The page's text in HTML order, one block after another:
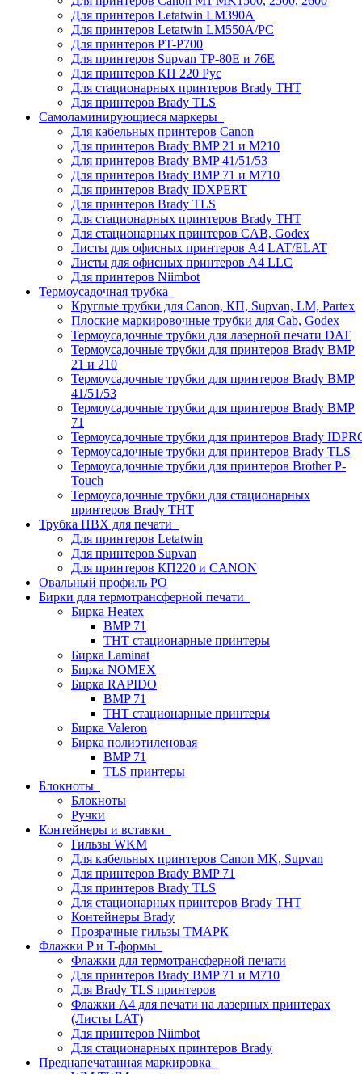
Для принтеров Letatwin LM390A
Для принтеров Letatwin LM550A/PC
Для принтеров PT-P700
Для принтеров Supvan TP-80E и 76E
Для принтеров КП 220 Рус
Для стационарных принтеров Brady THT
Для принтеров Brady TLS
Самоламинирующиеся маркеры
Для кабельных принтеров Canon
Для принтеров Brady BMP 21 и M210
Для принтеров Brady BMP 41/51/53
Для принтеров Brady BMP 71 и M710
Для принтеров Brady IDXPERT
Для принтеров Brady TLS
Для стационарных принтеров Brady THT
Для стационарных принтеров CAB, Godex
Листы для офисных принтеров А4 LAT/ELAT
Листы для офисных принтеров А4 LLC
Для принтеров Niimbot
Термоусадочная трубка
Круглые трубки для Canon, КП, Supvan, LM, Partex
Плоские маркировочные трубки для Cab, Godex
Термоусадочные трубки для лазерной печати DAT
Термоусадочные трубки для принтеров Brady BMP
21 и 210
Термоусадочные трубки для принтеров Brady BMP
41/51/53
Термоусадочные трубки для принтеров Brady BMP
71
Термоусадочные трубки для принтеров Brady
Термоусадочные трубки для принтеров Brady TLS
Термоусадочные трубки для принтеров Brother P-
Touch
Термоусадочные трубки для стационарных
принтеров Brady THT
Трубка ПВХ для печати
Для принтеров Letatwin
Для принтеров Supvan
Для принтеров КП220 и CANON
Овальный профиль PO
Бирки для термотрансферной печати
Бирка Heatex
BMP 71
THT стационарные принтеры
Бирка Laminat
Бирка NOMEX
Бирка RAPIDO
BMP 71
THT стационарные принтеры
Бирка Valeron
Бирка полиэтиленовая
BMP 71
TLS принтеры
Блокноты
Блокноты
Ручки
Контейнеры и вставки
Гильзы WKM
Для кабельных принтеров Canon MK, Supvan
Для принтеров Brady BMP 71
Для принтеров Brady TLS
Для стационарных принтеров Brady THT
Контейнеры Brady
Прозрачные гильзы ТМАРК
Флажки P и T-формы
Флажки для термотрансферной печати
Для принтеров Brady BMP 71 и M710
Для Brady TLS принтеров
Флажки A4 для печати на лазерных принтерах
(Листы LAT)
Для принтеров Niimbot
Для стационарных принтеров Brady
Преднапечатанная маркировка